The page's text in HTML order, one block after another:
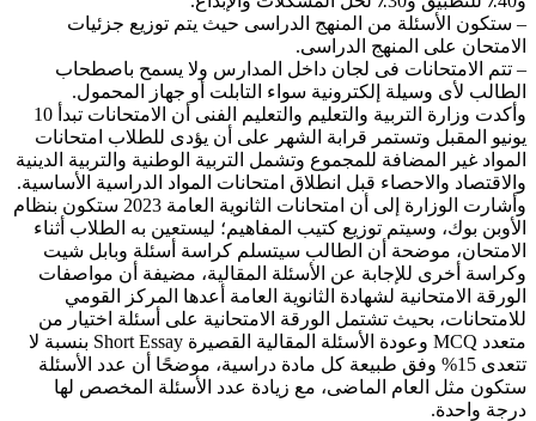
– ستكون الأسئلة من المنهج الدراسى حيث يتم توزيع جزئيات
الامتحان على المنهج الدراسى.
– تتم الامتحانات فى لجان داخل المدارس ولا يسمح باصطحاب
الطالب لأى وسيلة إلكترونية سواء التابلت أو جهاز المحمول.
وأكدت وزارة التربية والتعليم والتعليم الفنى أن الامتحانات تبدأ 10
يونيو المقبل وتستمر قرابة الشهر على أن يؤدى للطلاب امتحانات
المواد غير المضافة للمجموع وتشمل التربية الوطنية والتربية الدينية
والاقتصاد والاحصاء قبل انطلاق امتحانات المواد الدراسية الأساسية.
وأشارت الوزارة إلى أن امتحانات الثانوية العامة 2023 ستكون بنظام
الأوبن بوك، وسيتم توزيع كتيب المفاهيم؛ ليستعين به الطلاب أثناء
الامتحان، موضحة أن الطالب سيتسلم كراسة أسئلة وبابل شيت
وكراسة أخرى للإجابة عن الأسئلة المقالية، مضيفة أن مواصفات
الورقة الامتحانية لشهادة الثانوية العامة أعدها المركز القومي
للامتحانات، بحيث تشتمل الورقة الامتحانية على أسئلة اختيار من
متعدد MCQ وعودة الأسئلة المقالية القصيرة Short Essay بنسبة لا
تتعدى 15% وفق طبيعة كل مادة دراسية، موضحًا أن عدد الأسئلة
ستكون مثل العام الماضى، مع زيادة عدد الأسئلة المخصص لها
درجة واحدة.